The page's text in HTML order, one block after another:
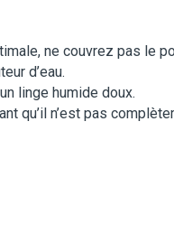
ne couvrez pas le
d’eau.
linge humide doux.
qu’il n’est pas